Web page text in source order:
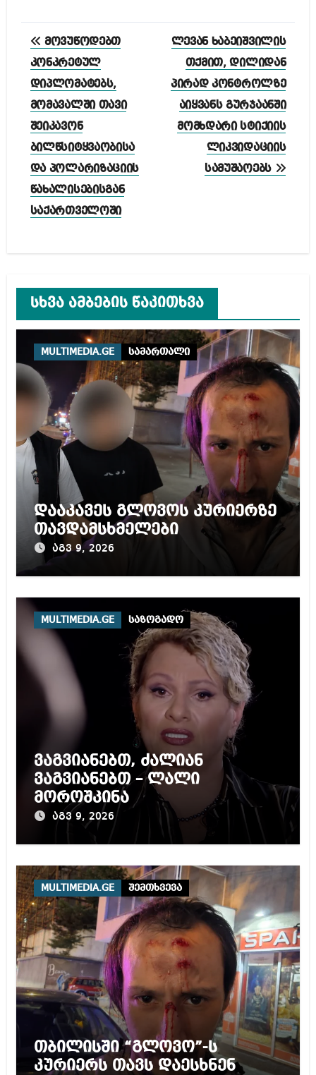
პოსტის
ნავიგაცია
მოვუწოდებთ
კონკრეტულ
დიპლომატებს,
მომავალში თავი
შეიკავონ
ბილწსიტყვაობისა
და პოლარიზაციის
წახალისებისგან
საქართველოში
ლევან ხაბეიშვილის
თქმით, დილიდან
პირად კონტროლზე
აიყვანს გურჯაანში
მომხდარი სტიქიის
ლიკვიდაციის
სამუშაოებს
სხვა ამბების წაკითხვა
MULTIMEDIA.GE სამართალი
დააკავეს გლოვოს კურიერზე
თავდამსხმელები
აგვ 9, 2026
MULTIMEDIA.GE საზოგადო
ვაგვიანებთ, ძალიან
ვაგვიანებთ – ლალი
მოროშკინა
აგვ 9, 2026
MULTIMEDIA.GE შემთხვევა
თბილისში “გლოვო”-ს
კურიერს თავს დაესხნენ